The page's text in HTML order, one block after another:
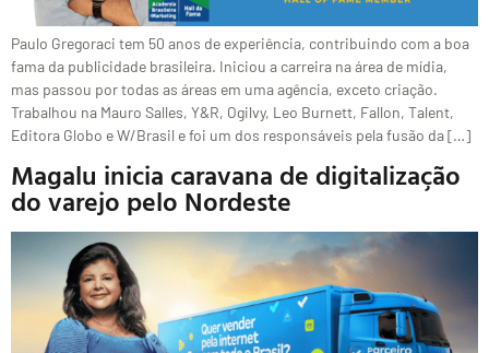
Paulo Gregoraci tem 50 anos de experiência, contribuindo com a boa
fama da publicidade brasileira. Iniciou a carreira na área de mídia,
mas passou por todas as áreas em uma agência, exceto criação.
Trabalhou na Mauro Salles, Y&R, Ogilvy, Leo Burnett, Fallon, Talent,
Editora Globo e W/Brasil e foi um dos responsáveis pela fusão da […]
Magalu inicia caravana de digitalização
do varejo pelo Nordeste